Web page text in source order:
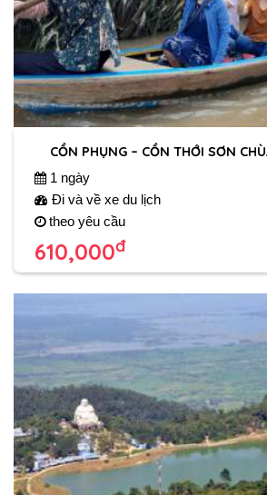
CỒN PHỤNG – CỒN THỚI SƠN
1 ngày
Đi và về xe du lịch
theo yêu cầu
610,000đ